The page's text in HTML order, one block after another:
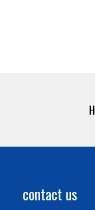
contact us